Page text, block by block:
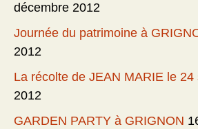
décembre 2012
Journée du patrimoine à
2012
La récolte de JEAN MARIE le 24
2012
GARDEN PARTY à GRIGNON